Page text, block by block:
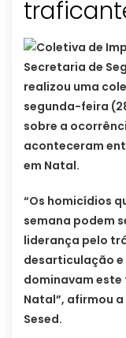
Secretaria de
realizou uma
segunda-feira
sobre a
aconteceram
em Natal.
“Os homicídios
semana podem
liderança pelo
desarticulação e
dominavam este
Natal”, afirmou
Sesed.